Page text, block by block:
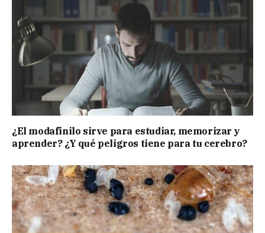
¿El modafinilo sirve para estudiar, memorizar y
aprender? ¿Y qué peligros tiene para tu cerebro?